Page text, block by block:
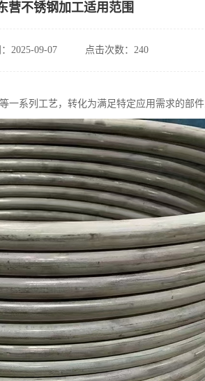
营不锈钢加工适用范围
2025-09-07 点击次数：240
系列工艺，转化为满足特定应用需求的部件